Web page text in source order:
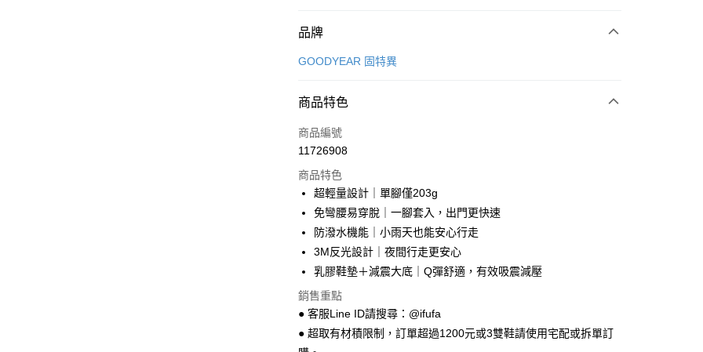
付款方式
信用卡一次付款
Apple Pay
街口支付
悠遊付
Google Pay
全盈+PAY
AFTEE先享後付
相關說明
【關於「AFTEE先享後付」】
AFTEE先享後付是「在收到商品之後才付款」的支付方式。 讓您購物簡單
ATM付款
品牌
GOODYEAR 固特異
商品特色
商品編號
11726908
商品特色
超輕量設計｜單腳僅203g
免彎腰易穿脫｜一腳套入，出門更快速
防潑水機能｜小雨天也能安心行走
3M反光設計｜夜間行走更安心
乳膠鞋墊＋減震大底｜Q彈舒適，有效吸震減壓
銷售重點
● 客服Line ID請搜尋：@ifufa
● 超取有材積限制，訂單超過1200元或3雙鞋請使用宅配或拆單訂